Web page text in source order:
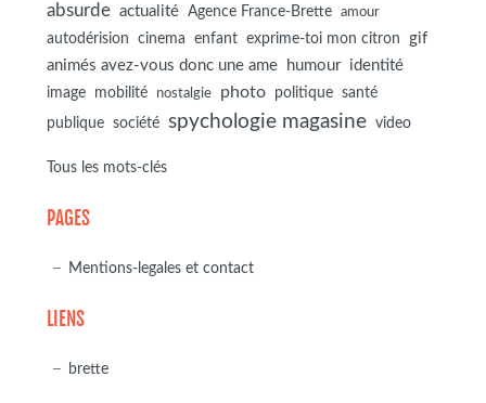
absurde actualité Agence France-Brette amour
autodérision cinema enfant exprime-toi mon citron
gif
animés avez-vous donc une ame
humour identité
image mobilité nostalgie photo politique
santé
publique
société spychologie magasine video
Tous les mots-clés
PAGES
Mentions-legales et contact
LIENS
brette